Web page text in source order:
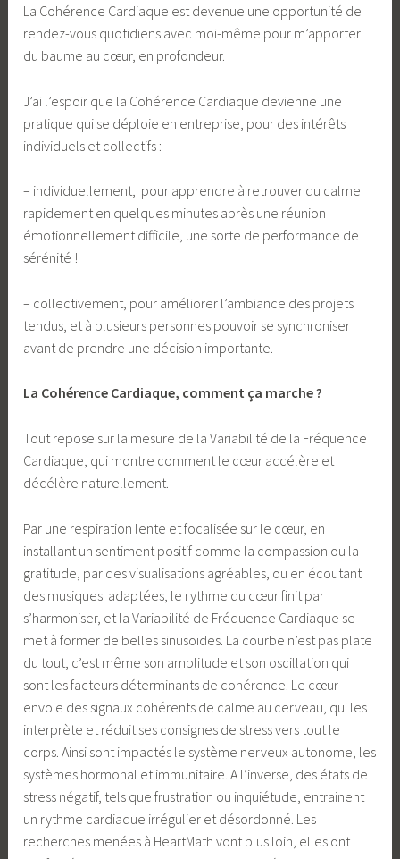
La Cohérence Cardiaque est devenue une opportunité de
rendez-vous quotidiens avec moi-même pour m’apporter
du baume au cœur, en profondeur.
J’ai l’espoir que la Cohérence Cardiaque devienne une
pratique qui se déploie en entreprise, pour des intérêts
individuels et collectifs :
– individuellement, pour apprendre à retrouver du calme
rapidement en quelques minutes après une réunion
émotionnellement difficile, une sorte de performance de
sérénité !
– collectivement, pour améliorer l’ambiance des projets
tendus, et à plusieurs personnes pouvoir se synchroniser
avant de prendre une décision importante.
La Cohérence Cardiaque, comment ça marche ?
Tout repose sur la mesure de la Variabilité de la Fréquence
Cardiaque, qui montre comment le cœur accélère et
décélère naturellement.
Par une respiration lente et focalisée sur le cœur, en
installant un sentiment positif comme la compassion ou la
gratitude, par des visualisations agréables, ou en écoutant
des musiques adaptées, le rythme du cœur finit par
s’harmoniser, et la Variabilité de Fréquence Cardiaque se
met à former de belles sinusoïdes. La courbe n’est pas plate
du tout, c’est même son amplitude et son oscillation qui
sont les facteurs déterminants de cohérence. Le cœur
envoie des signaux cohérents de calme au cerveau, qui les
interprète et réduit ses consignes de stress vers tout le
corps. Ainsi sont impactés le système nerveux autonome, les
systèmes hormonal et immunitaire. A l’inverse, des états de
stress négatif, tels que frustration ou inquiétude, entrainent
un rythme cardiaque irrégulier et désordonné. Les
recherches menées à HeartMath vont plus loin, elles ont